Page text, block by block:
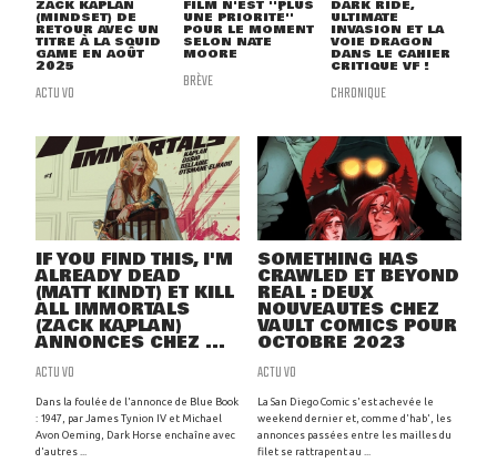
ZACK KAPLAN
(MINDSET) DE
RETOUR AVEC UN
TITRE À LA SQUID
GAME EN AOÛT
2025
ACTU VO
FILM N'EST ''PLUS
UNE PRIORITÉ''
POUR LE MOMENT
SELON NATE
MOORE
BRÈVE
DARK RIDE,
ULTIMATE
INVASION ET LA
VOIE DRAGON
DANS LE CAHIER
CRITIQUE VF !
CHRONIQUE
IF YOU FIND THIS, I'M
ALREADY DEAD
(MATT KINDT) ET KILL
ALL IMMORTALS
(ZACK KAPLAN)
ANNONCÉS CHEZ ...
ACTU VO
Dans la foulée de l'annonce de Blue Book
: 1947, par James Tynion IV et Michael
Avon Oeming, Dark Horse enchaîne avec
d'autres ...
SOMETHING HAS
CRAWLED ET BEYOND
REAL : DEUX
NOUVEAUTÉS CHEZ
VAULT COMICS POUR
OCTOBRE 2023
ACTU VO
La San Diego Comic s'est achevée le
weekend dernier et, comme d'hab', les
annonces passées entre les mailles du
filet se rattrapent au ...